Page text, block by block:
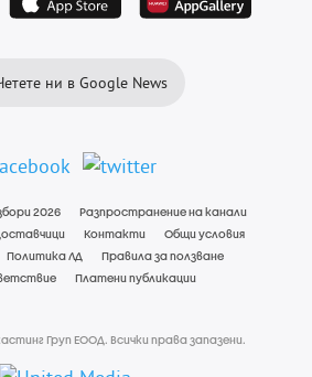
ни в Google News
2026
Разпространение на канали
Контакти
Общи условия
Политика ЛД
Правила за ползване
Платени публикации
Груп ЕООД. Всички права запазени.